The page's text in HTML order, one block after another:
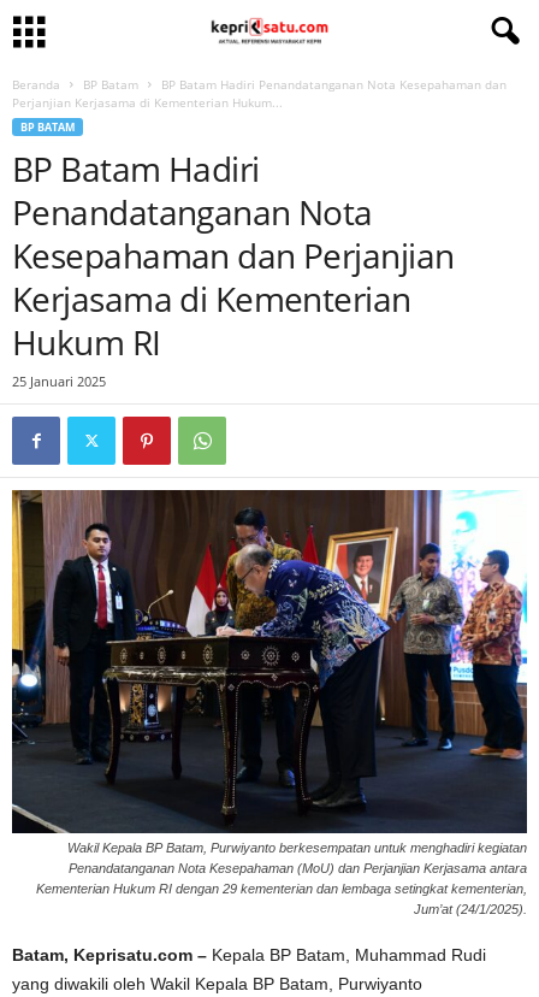
Beranda BP Batam
BP Batam Hadiri Penandatanganan Nota Kesepahaman dan
Perjanjian Kerjasama di Kementerian Hukum...
BP BATAM
BP Batam Hadiri
Penandatanganan Nota
Kesepahaman dan Perjanjian
Kerjasama di Kementerian
Hukum RI
25 Januari 2025
Wakil Kepala BP Batam, Purwiyanto berkesempatan untuk menghadiri kegiatan
Penandatanganan Nota Kesepahaman (MoU) dan Perjanjian Kerjasama antara
Kementerian Hukum RI dengan 29 kementerian dan lembaga setingkat kementerian,
Jum’at (24/1/2025).
Batam, Keprisatu.com – Kepala BP Batam, Muhammad Rudi
yang diwakili oleh Wakil Kepala BP Batam, Purwiyanto